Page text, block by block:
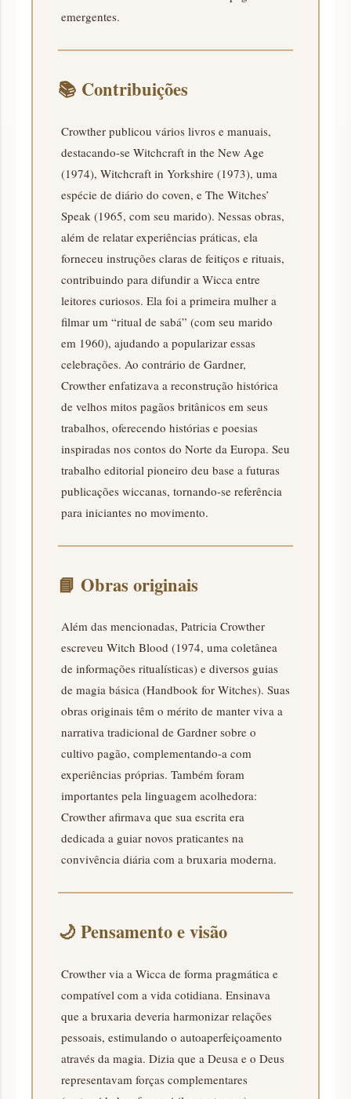
emergentes.
📚 Contribuições
Crowther publicou vários livros e manuais,
destacando-se Witchcraft in the New Age
(1974), Witchcraft in Yorkshire (1973), uma
espécie de diário do coven, e The Witches’
Speak (1965, com seu marido). Nessas obras,
além de relatar experiências práticas, ela
forneceu instruções claras de feitiços e rituais,
contribuindo para difundir a Wicca entre
leitores curiosos. Ela foi a primeira mulher a
filmar um “ritual de sabá” (com seu marido
em 1960), ajudando a popularizar essas
celebrações. Ao contrário de Gardner,
Crowther enfatizava a reconstrução histórica
de velhos mitos pagãos britânicos em seus
trabalhos, oferecendo histórias e poesias
inspiradas nos contos do Norte da Europa. Seu
trabalho editorial pioneiro deu base a futuras
publicações wiccanas, tornando-se referência
para iniciantes no movimento.
📘 Obras originais
Além das mencionadas, Patricia Crowther
escreveu Witch Blood (1974, uma coletânea
de informações ritualísticas) e diversos guias
de magia básica (Handbook for Witches). Suas
obras originais têm o mérito de manter viva a
narrativa tradicional de Gardner sobre o
cultivo pagão, complementando-a com
experiências próprias. Também foram
importantes pela linguagem acolhedora:
Crowther afirmava que sua escrita era
dedicada a guiar novos praticantes na
convivência diária com a bruxaria moderna.
🌙 Pensamento e visão
Crowther via a Wicca de forma pragmática e
compatível com a vida cotidiana. Ensinava
que a bruxaria deveria harmonizar relações
pessoais, estimulando o autoaperfeiçoamento
através da magia. Dizia que a Deusa e o Deus
representavam forças complementares